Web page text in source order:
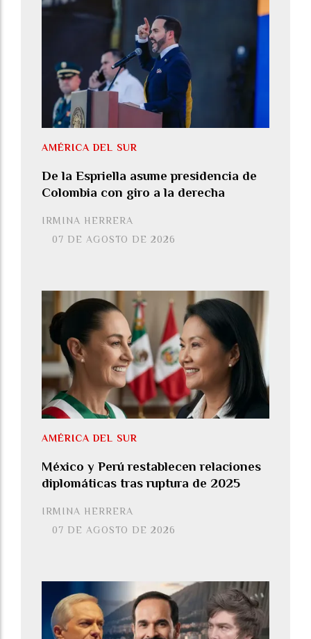
De la Espriella asume presidencia de
Colombia con giro a la derecha
IRMINA HERRERA
AMÉRICA DEL SUR
07 DE AGOSTO DE 2026
México y Perú restablecen relaciones
diplomáticas tras ruptura de 2025
IRMINA HERRERA
AMÉRICA DEL SUR
07 DE AGOSTO DE 2026